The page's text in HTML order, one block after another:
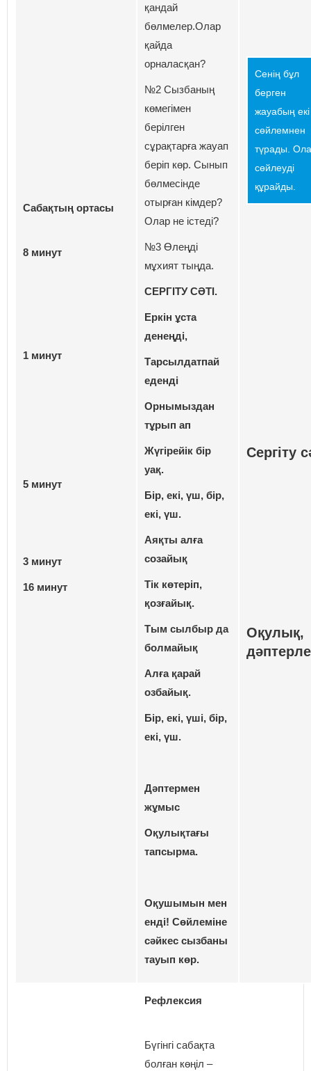
Сабақтың ортасы
8 минут
1 минут
5 минут
3 минут
16 минут
қандай
бөлмелер.Олар
қайда
орналасқан?
№2 Сызбаның
көмегімен
берілген
сұрақтарға жауап
беріп көр. Сынып
бөлмесінде
отырған кімдер?
Олар не істеді?
№3 Өлеңді
мұхият тыңда.
СЕРГІТУ СӘТІ.
Еркiн ұста
денеңдi,
Тарсылдатпай
едендi
Орнымыздан
тұрып ап
Жүгiрейiк бiр
уақ.
Бiр, екi, үш, бiр,
екi, үш.
Аяқты алға
созайық
Тiк көтерiп,
қозғайық.
Тым сылбыр да
болмайық
Алға қарай
озбайық.
Бiр, екi, үшi, бiр,
екi, үш.
Дәптермен
жұмыс
Оқулықтағы
тапсырма.
Оқушымын мен
енді! Сөйлеміне
сәйкес сызбаны
тауып көр.
Сенің бұл
берген
жауабың екі
сөйлемнен
түрады.
сөйлеуді
құрайды.
Сергіту
Оқулық,
Рефлексия
Бүгінгі сабақта
болған көңіл –